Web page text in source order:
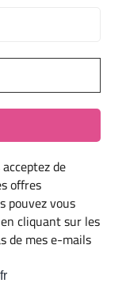
de
offres
pouvez vous
cliquant sur les
de mes e-mails